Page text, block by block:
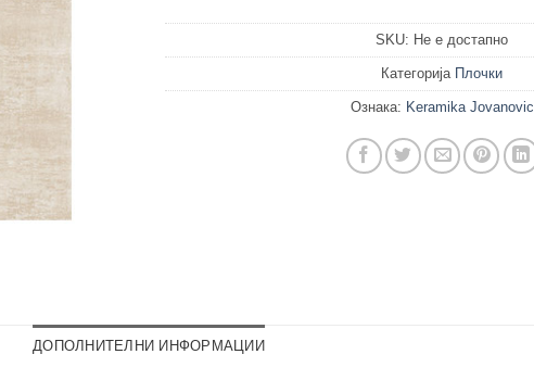
SKU: Не е достапно
Категорија Плочки
Ознака: Keramika Jovanovic
ДОПОЛНИТЕЛНИ ИНФОРМАЦИИ